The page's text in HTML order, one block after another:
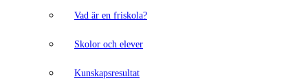
Vad är en friskola?
Skolor och elever
Kunskapsresultat